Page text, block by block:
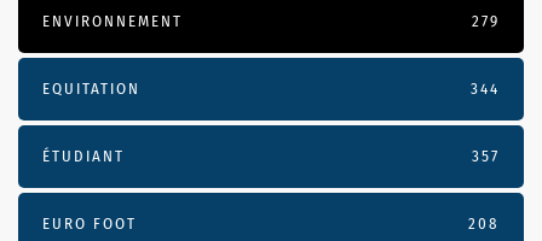
ENVIRONNEMENT 279
EQUITATION 344
ÉTUDIANT 357
EURO FOOT 208